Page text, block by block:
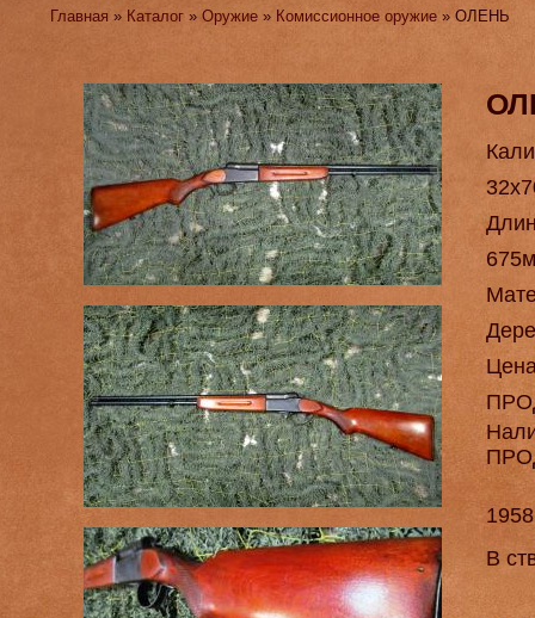
Главная » Каталог »Оружие » Комиссионное оружие » ОЛЕНЬ
В